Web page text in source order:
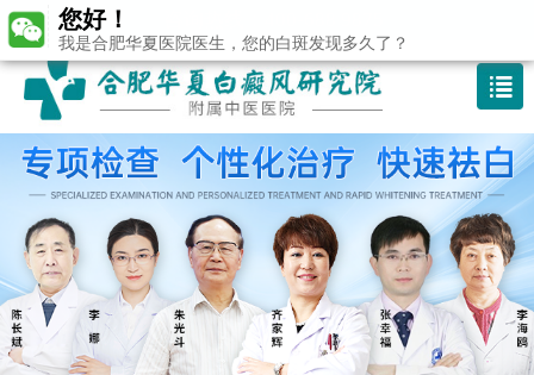
您好！
我是合肥华夏医院医生，您的白斑发现多久了？